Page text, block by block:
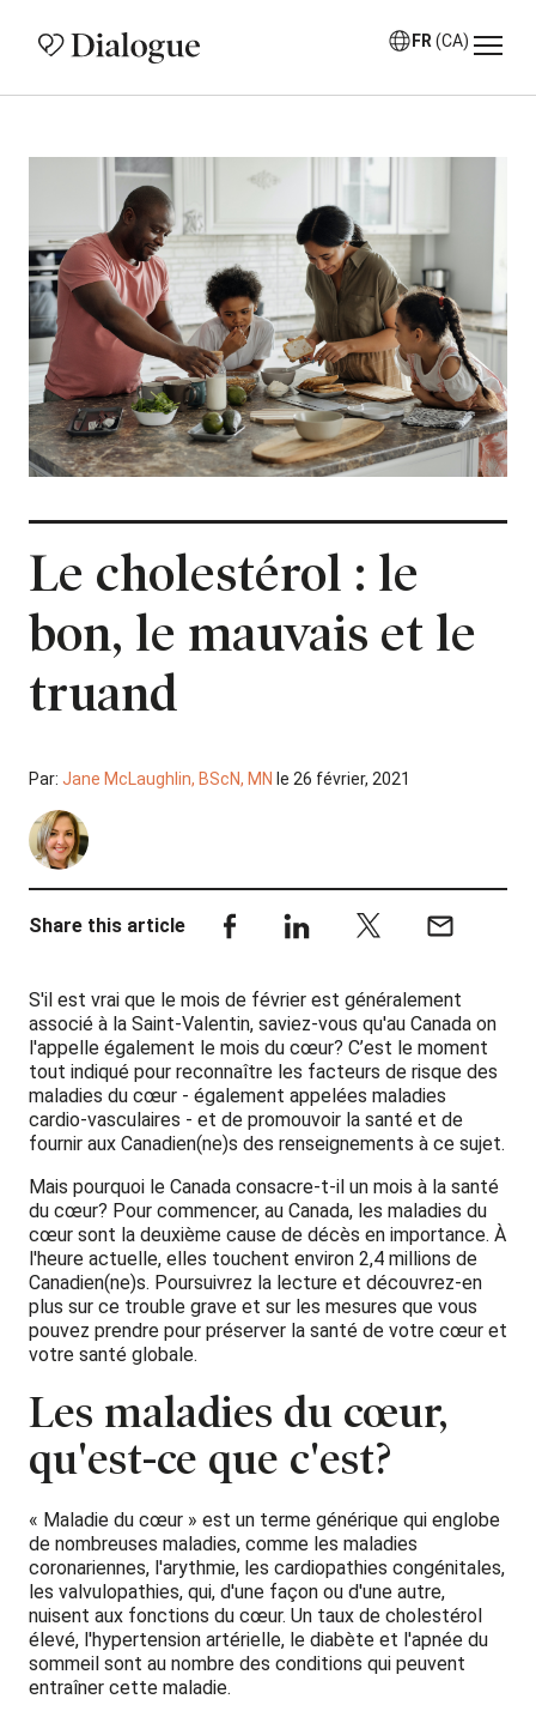
FR (CA)
Le cholestérol : le
bon, le mauvais et le
truand
Par: Jane McLaughlin, BScN, MN le 26 février, 2021
Share this article
S'il est vrai que le mois de février est généralement
associé à la Saint-Valentin, saviez-vous qu'au Canada on
l'appelle également le mois du cœur? C’est le moment
tout indiqué pour reconnaître les facteurs de risque des
maladies du cœur - également appelées maladies
cardio-vasculaires - et de promouvoir la santé et de
fournir aux Canadien(ne)s des renseignements à ce sujet.
Mais pourquoi le Canada consacre-t-il un mois à la santé
du cœur? Pour commencer, au Canada, les maladies du
cœur sont la deuxième cause de décès en importance. À
l'heure actuelle, elles touchent environ 2,4 millions de
Canadien(ne)s. Poursuivrez la lecture et découvrez-en
plus sur ce trouble grave et sur les mesures que vous
pouvez prendre pour préserver la santé de votre cœur et
votre santé globale.
Les maladies du cœur,
qu'est-ce que c'est?
« Maladie du cœur » est un terme générique qui englobe
de nombreuses maladies, comme les maladies
coronariennes, l'arythmie, les cardiopathies congénitales,
les valvulopathies, qui, d'une façon ou d'une autre,
nuisent aux fonctions du cœur. Un taux de cholestérol
élevé, l'hypertension artérielle, le diabète et l'apnée du
sommeil sont au nombre des conditions qui peuvent
entraîner cette maladie.